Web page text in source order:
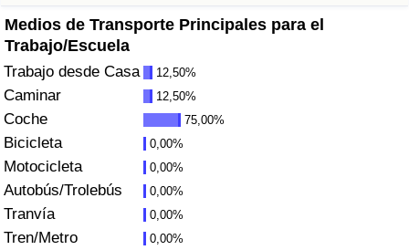
Medios de Transporte Principales para el
Trabajo/Escuela
Trabajo desde Casa 12,50%
Caminar 12,50%
Coche 75,00%
Bicicleta 0,00%
Motocicleta 0,00%
Autobús/Trolebús 0,00%
Tranvía 0,00%
Tren/Metro 0,00%
Índice de Contaminación (Actual)
Índice de contaminación
Índice de Contaminación por País
Tráfico
Índice de Tráfico